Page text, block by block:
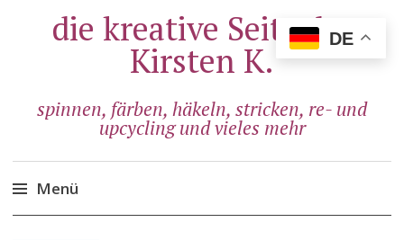
die kreative Seite der
Kirsten K.
spinnen, färben, häkeln, stricken, re- und
upcycling und vieles mehr
Menü
DE